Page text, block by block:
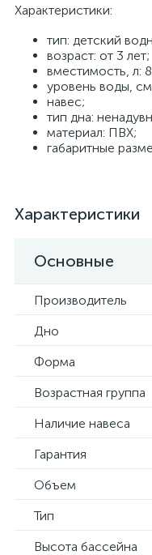
Характеристики:
тип: детский
возраст: от 3 лет;
вместимость, л:
уровень воды,
навес;
тип дна:
материал: ПВХ;
габаритные
Характеристики
Основные
Производитель
Дно
Форма
Возрастная группа
Наличие навеса
Гарантия
Объем
Тип
Высота бассейна